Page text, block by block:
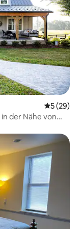
5 (29)
der Nähe von